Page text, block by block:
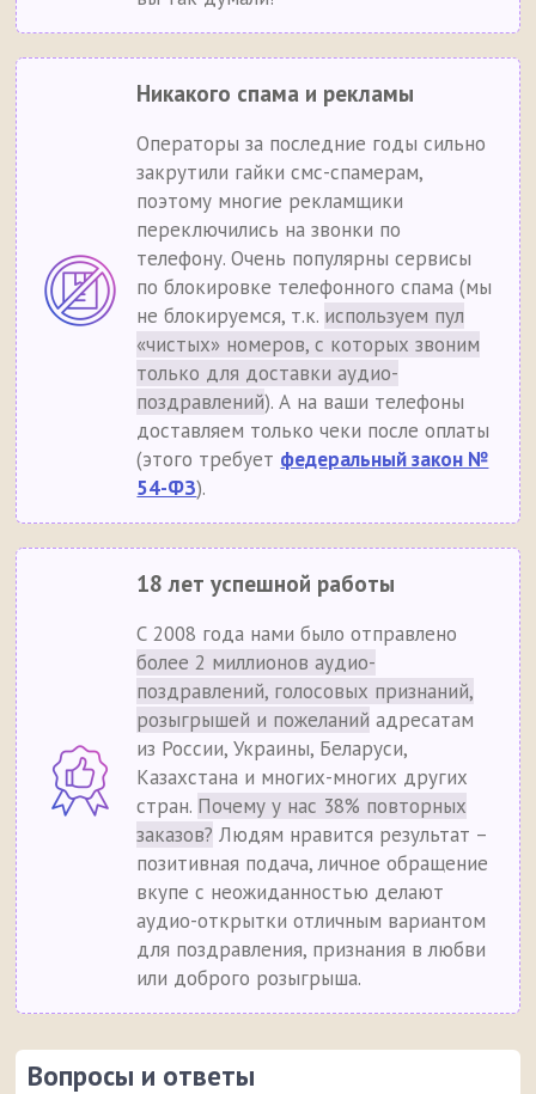
Никакого спама и рекламы
Операторы за последние годы сильно
закрутили гайки смс-спамерам,
поэтому многие рекламщики
переключились на звонки по
телефону. Очень популярны сервисы
по блокировке телефонного спама (мы
не блокируемся, т.к. используем пул
«чистых» номеров, с которых звоним
только для доставки аудио-
поздравлений). А на ваши телефоны
доставляем только чеки после оплаты
(этого требует федеральный закон №
54-ФЗ).
18 лет успешной работы
С 2008 года нами было отправлено
более 2 миллионов аудио-
поздравлений, голосовых признаний,
розыгрышей и пожеланий адресатам
из России, Украины, Беларуси,
Казахстана и многих-многих других
стран. Почему у нас 38% повторных
заказов? Людям нравится результат –
позитивная подача, личное обращение
вкупе с неожиданностью делают
аудио-открытки отличным вариантом
для поздравления, признания в любви
или доброго розыгрыша.
Вопросы и ответы